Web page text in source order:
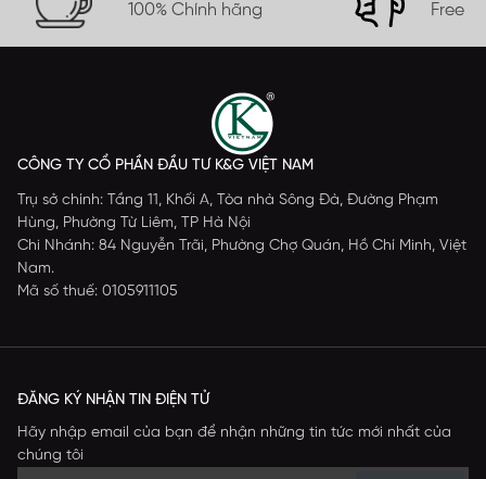
100% Chính hãng
Free
CÔNG TY CỔ PHẦN ĐẦU TƯ K&G VIỆT NAM
Trụ sở chính: Tầng 11, Khối A, Tòa nhà Sông Đà, Đường Phạm
Hùng, Phường Từ Liêm, TP Hà Nội
Chi Nhánh: 84 Nguyễn Trãi, Phường Chợ Quán, Hồ Chí Minh, Việt
Nam.
Mã số thuế: 0105911105
ĐĂNG KÝ NHẬN TIN ĐIỆN TỬ
Hãy nhập email của bạn để nhận những tin tức mới nhất của
chúng tôi